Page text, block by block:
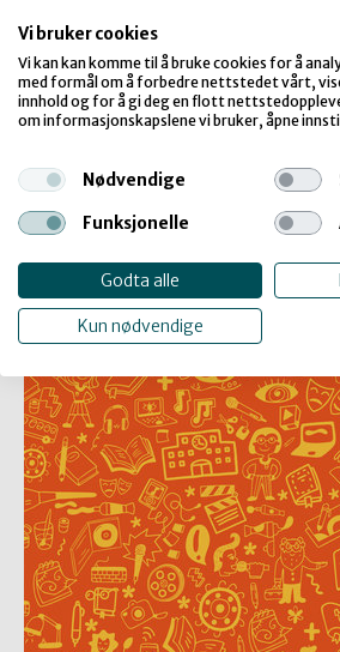
hvorfor formidlingen skal foregå, hva
den er rettet mot, hvordan den
best mulig grad blir nådd under de
Altså analyse og bevissthet om: Til
Vi bruker cookies
Vi kan kan komme til å bruke cookies for å
med formål om å forbedre nettstedet vårt,
innhold og for å gi deg en flott
om informasjonskapslene vi bruker, åpne
Nødvendige
Funksjonelle
Godta alle
Kun nødvendige